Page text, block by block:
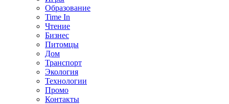
Образование
Time In
Чтение
Бизнес
Питомцы
Дом
Транспорт
Экология
Технологии
Промо
Контакты